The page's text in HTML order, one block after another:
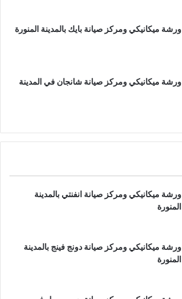
ورشة ميكانيكي ومركز صيانة بايك بالمدينة المنورة
ورشة ميكانيكي ومركز صيانة شانجان في المدينة
ورشة ميكانيكي ومركز صيانة انفنتي بالمدينة
المنورة
ورشة ميكانيكي ومركز صيانة دونج فينج بالمدينة
المنورة